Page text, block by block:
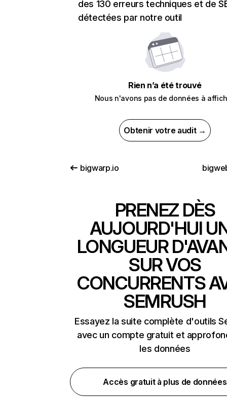
des 130 erreurs techniques et de
détectées par notre outil
Rien n’a été trouvé
Nous n'avons pas de données à
Obtenir votre audit →
bigwarp.io
PRENEZ DÈS
AUJOURD'HUI
LONGUEUR
SUR VOS
CONCURRENTS
SEMRUSH
Essayez la suite complète d'outils
avec un compte gratuit et
les données
Accès gratuit à plus de données